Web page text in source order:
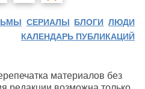
СЕРИАЛЫ БЛОГИ ЛЮДИ
КАЛЕНДАРЬ ПУБЛИКАЦИЙ
материалов без